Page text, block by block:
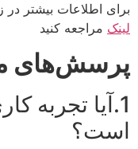
برای اطلاعات بیشتر در
لینک مراجعه کنید
پرسش‌های
1.آیا تجربه
است؟